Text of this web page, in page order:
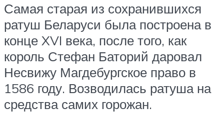
Самая старая из сохранившихся
ратуш Беларуси была построена в
конце XVI века, после того, как
король Стефан Баторий даровал
Несвижу Магдебургское право в
1586 году. Возводилась ратуша на
средства самих горожан.